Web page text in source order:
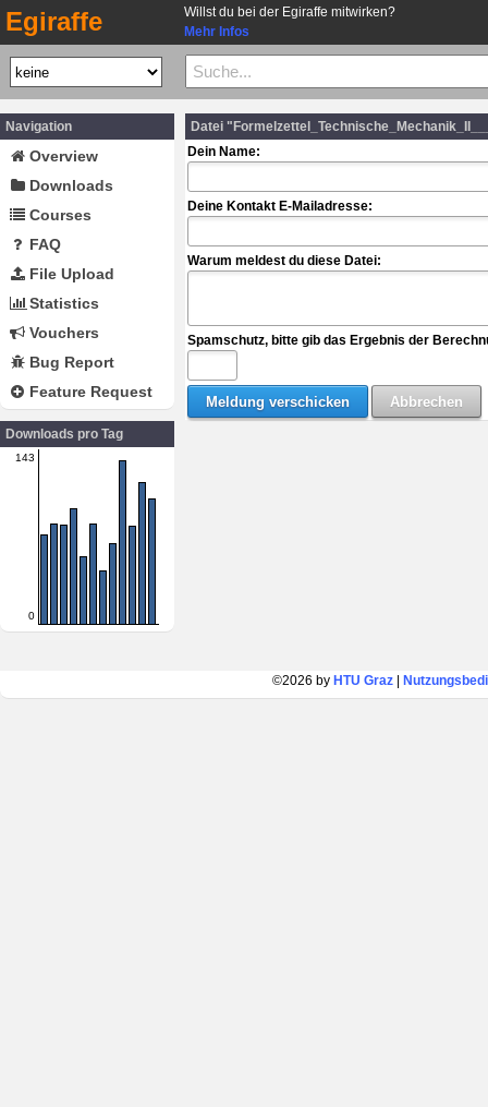
Egiraffe
Willst du bei der Egiraffe mitwirken?
Mehr Infos
Navigation
Overview
Downloads
Courses
FAQ
File Upload
Statistics
Vouchers
Bug Report
Feature Request
Downloads pro Tag
143
0
Datei
Dein Name:
Deine Kontakt E-Mailadresse:
Warum meldest du diese Datei:
Spamschutz, bitte gib das Ergebnis der
©2026 by HTU Graz|